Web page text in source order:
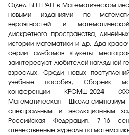
Отдел БЕН РАН в Математическом
новыми изданиями по
вероятностей и
дискретного пространства,
истории математики и др. Два
серии альбомов «Букеты
заинтересуют любителей наглядной
взрослых. Среди новых
учебные пособия, Сборник
конференции КРОМШ-2024
Математическая Школа-
спектральным и эволюционным
Российская Федерация, 7-16
отечественные журналы по